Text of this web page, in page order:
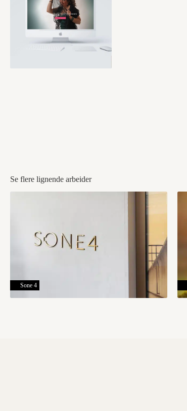
Se flere lignende arbeider
Sone 4